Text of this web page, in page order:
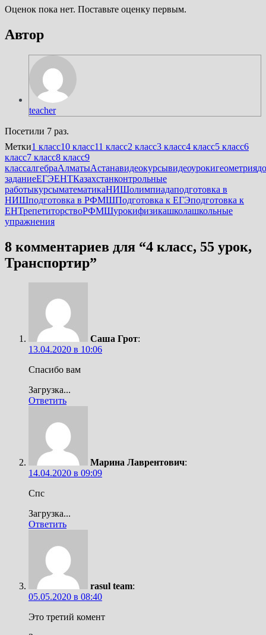
Оценок пока нет. Поставьте оценку первым.
Автор
teacher
Посетили 7 раз.
Метки1 класс10 класс11 класс2 класс3 класс4 класс5 класс6
класс7 класс8 класс9
классалгебраАлматыАстанавидеокурсывидеоурокигеометрия
заданиеЕГЭЕНТКазахстанконтрольные
работыкурсыматематикаНИШолимпиадаподготовка в
НИШподготовка в РФМШПодготовка к ЕГЭподготовка к
ЕНТрепетиторствоРФМШурокифизикашколашкольные
упражнения
8 комментариев для “4 класс, 55 урок,
Транспортир”
Саша Грот:
13.04.2020 в 10:06
Спасибо вам
Загрузка...
Ответить
Марина Лаврентович:
14.04.2020 в 09:09
Спс
Загрузка...
Ответить
rasul team:
05.05.2020 в 08:40
Это третий комент